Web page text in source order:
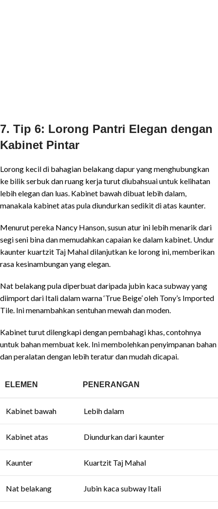
7. Tip 6: Lorong Pantri Elegan dengan
Kabinet Pintar
Lorong kecil di bahagian belakang dapur yang menghubungkan
ke bilik serbuk dan ruang kerja turut diubahsuai untuk kelihatan
lebih elegan dan luas. Kabinet bawah dibuat lebih dalam,
manakala kabinet atas pula diundurkan sedikit di atas kaunter.
Menurut pereka Nancy Hanson, susun atur ini lebih menarik dari
segi seni bina dan memudahkan capaian ke dalam kabinet. Undur
kaunter kuartzit Taj Mahal dilanjutkan ke lorong ini, memberikan
rasa kesinambungan yang elegan.
Nat belakang pula diperbuat daripada jubin kaca subway yang
diimport dari Itali dalam warna ‘True Beige’ oleh Tony’s Imported
Tile. Ini menambahkan sentuhan mewah dan moden.
Kabinet turut dilengkapi dengan pembahagi khas, contohnya
untuk bahan membuat kek. Ini membolehkan penyimpanan bahan
dan peralatan dengan lebih teratur dan mudah dicapai.
ELEMEN PENERANGAN
Kabinet bawah Lebih dalam
Kabinet atas Diundurkan dari kaunter
Kaunter Kuartzit Taj Mahal
Nat belakang Jubin kaca subway Itali